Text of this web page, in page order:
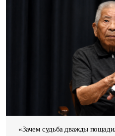
«Зачем судьба дважды